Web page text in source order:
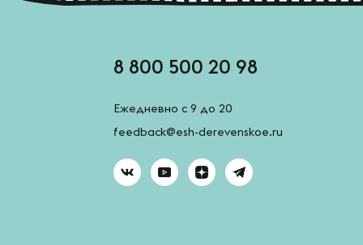
8 800 500 20 98
Ежедневно с 9 до 20
feedback@esh-derevenskoe.ru